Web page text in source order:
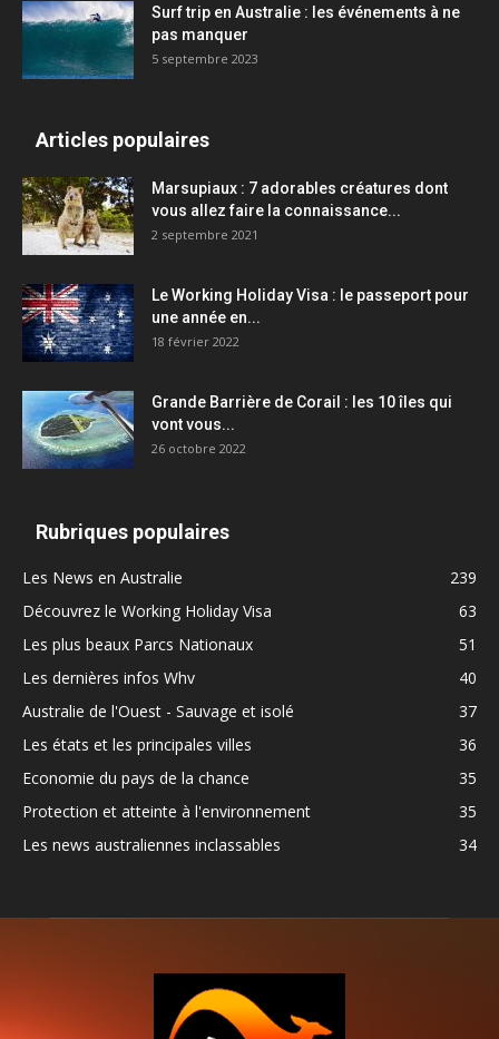
Surf trip en Australie : les événements à ne
pas manquer
5 septembre 2023
Articles populaires
Marsupiaux : 7 adorables créatures dont
vous allez faire la connaissance...
2 septembre 2021
Le Working Holiday Visa : le passeport pour
une année en...
18 février 2022
Grande Barrière de Corail : les 10 îles qui
vont vous...
26 octobre 2022
Rubriques populaires
Les News en Australie
239
Découvrez le Working Holiday Visa
63
Les plus beaux Parcs Nationaux
51
Les dernières infos Whv
40
Australie de l'Ouest - Sauvage et isolé
37
Les états et les principales villes
36
Economie du pays de la chance
35
Protection et atteinte à l'environnement
35
Les news australiennes inclassables
34